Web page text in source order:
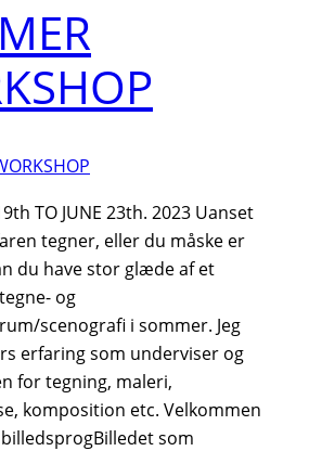
TO JUNE 23th. 2023 Uanset
tegner, eller du måske er
du have stor glæde af et
og
scenografi i sommer. Jeg
erfaring som underviser og
for tegning, maleri,
komposition etc. Velkommen
som